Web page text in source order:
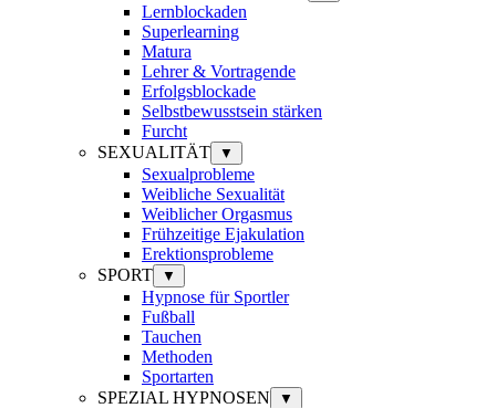
Lernblockaden
Superlearning
Matura
Lehrer & Vortragende
Erfolgsblockade
Selbstbewusstsein stärken
Furcht
SEXUALITÄT
▼
Sexualprobleme
Weibliche Sexualität
Weiblicher Orgasmus
Frühzeitige Ejakulation
Erektionsprobleme
SPORT
▼
Hypnose für Sportler
Fußball
Tauchen
Methoden
Sportarten
SPEZIAL HYPNOSEN
▼